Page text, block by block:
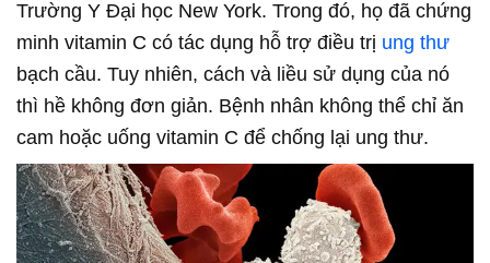
Trường Y Đại học New York. Trong đó, họ đã chứng
minh vitamin C có tác dụng hỗ trợ điều trị ung thư
bạch cầu. Tuy nhiên, cách và liều sử dụng của nó
thì hề không đơn giản. Bệnh nhân không thể chỉ ăn
cam hoặc uống vitamin C để chống lại ung thư.